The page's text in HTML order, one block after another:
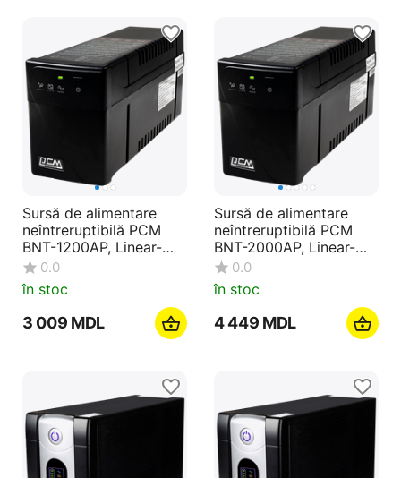
Sursă de alimentare
neîntreruptibilă PCM
BNT-1200AP, Linear-
interactiv, 1200VA, Turn
0.0
în stoc
3 009 MDL
Sursă de alimentare
neîntreruptibilă PCM
BNT-2000AP, Linear-
interactiv, 2000VA, Turn
0.0
în stoc
4 449 MDL